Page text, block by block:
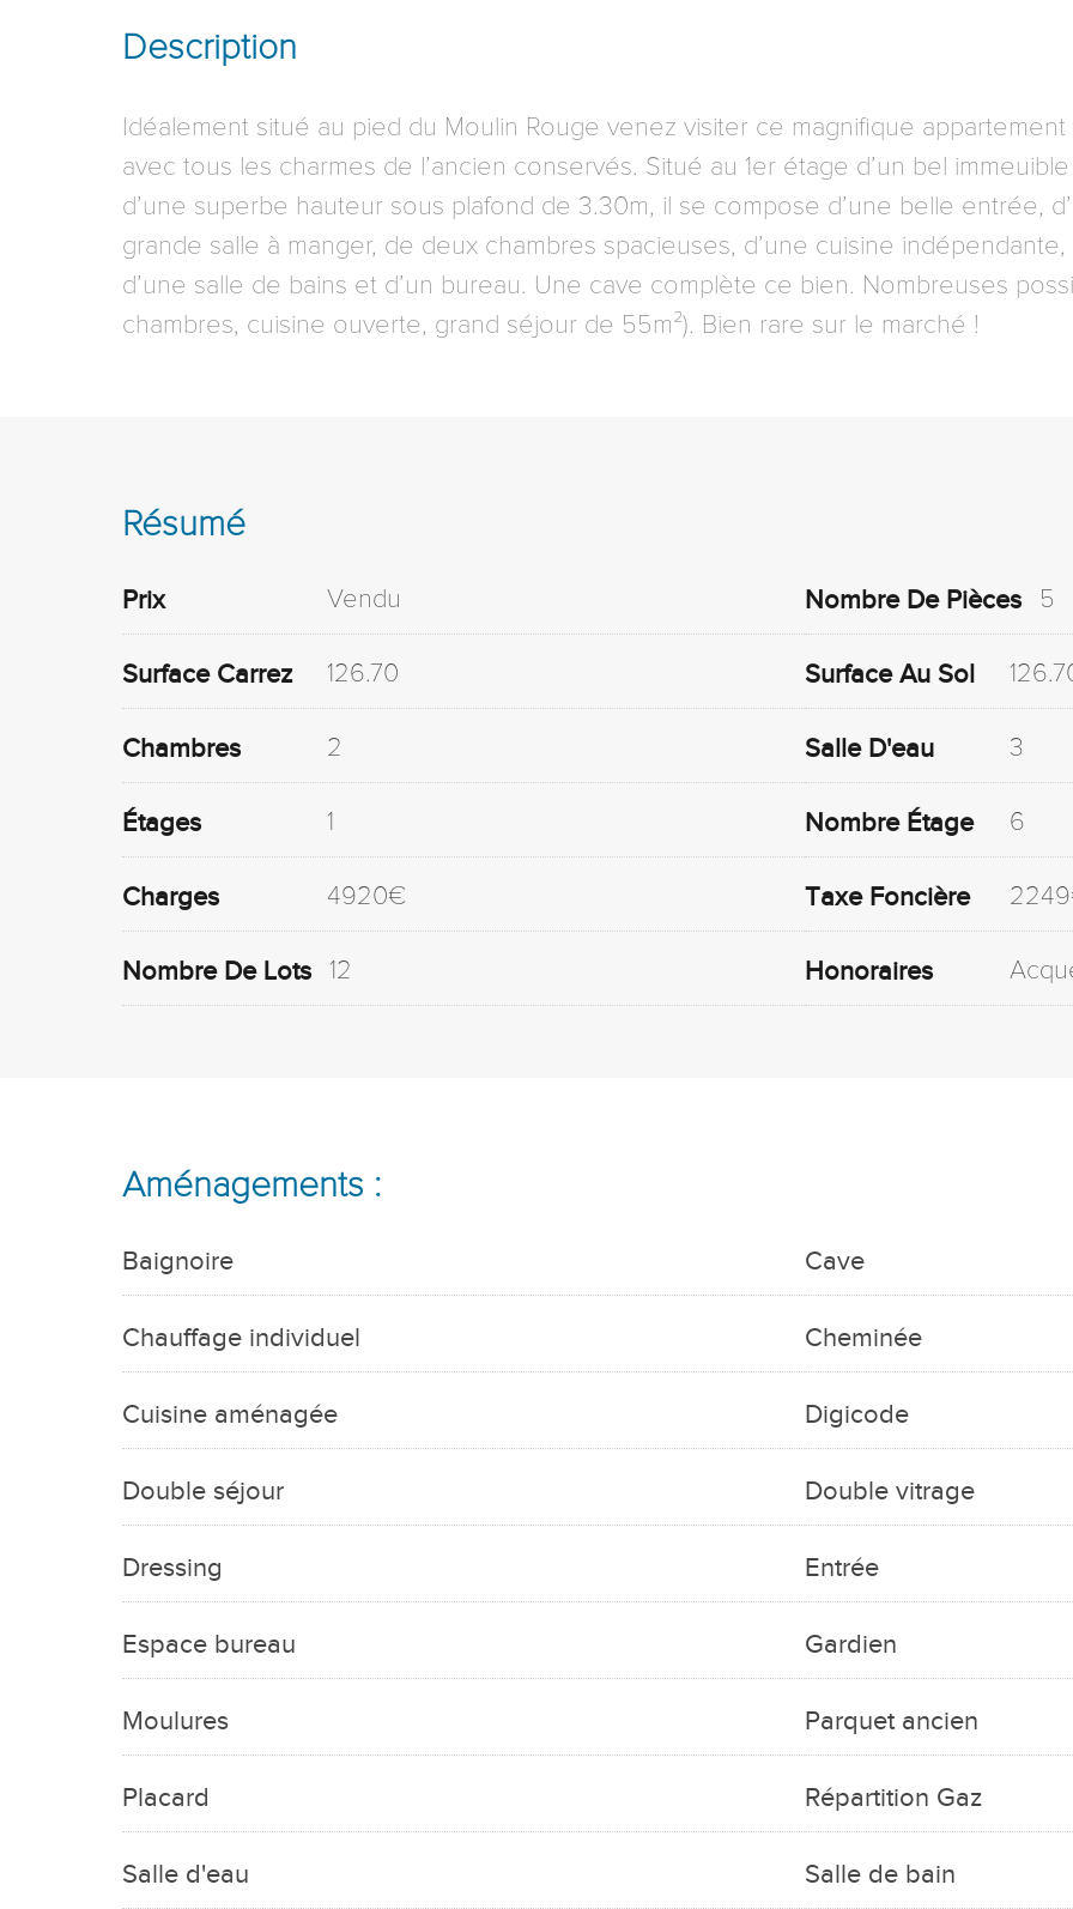
Description
Idéalement situé au pied du Moulin Rouge venez visiter ce magnifique
avec tous les charmes de l’ancien conservés. Situé au 1er étage d’un bel
d’une superbe hauteur sous plafond de 3.30m, il se compose d’une belle entrée,
grande salle à manger, de deux chambres spacieuses, d’une cuisine
d’une salle de bains et d’un bureau. Une cave complète ce bien. Nombreuses
chambres, cuisine ouverte, grand séjour de 55m²). Bien rare sur le marché !
Résumé
Prix Vendu Nombre De Pièces 5
Surface Carrez 126.70 Surface Au Sol
Chambres 2 Salle D'eau 3
Étages 1 Nombre Étage 6
Charges 4920€ Taxe Foncière
Nombre De Lots 12 Honoraires
Aménagements :
Baignoire Cave
Chauffage individuel Cheminée
Cuisine aménagée Digicode
Double séjour Double vitrage
Dressing Entrée
Espace bureau Gardien
Moulures Parquet ancien
Placard Répartition Gaz
Salle d'eau Salle de bain